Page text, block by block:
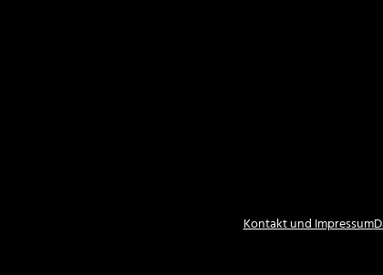
Kontakt und Impressum